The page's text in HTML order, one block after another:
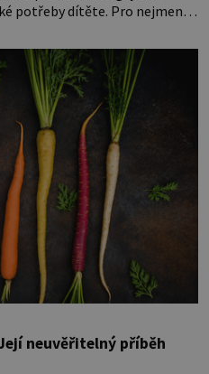
potřeby dítěte. Pro nejmenší
klidně a útulně. Předškolní
neuvěřitelný příběh